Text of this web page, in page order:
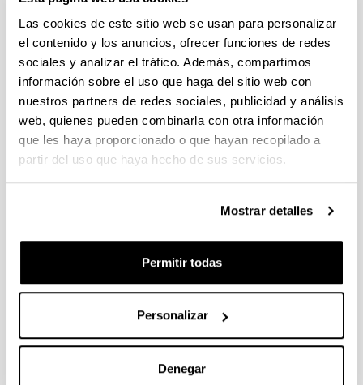
Las cookies de este sitio web se usan para personalizar
el contenido y los anuncios, ofrecer funciones de redes
sociales y analizar el tráfico. Además, compartimos
información sobre el uso que haga del sitio web con
nuestros partners de redes sociales, publicidad y análisis
web, quienes pueden combinarla con otra información
que les haya proporcionado o que hayan recopilado a
partir del uso que haya hecho de sus servicios.
Mostrar detalles
Permitir todas
Personalizar
Denegar
Se ha publicado la convocatoria
Convocatoria del Programa Posdoctoral de
Perfeccionamiento de Personal Investigador Doctor 2023-
2024
Sin trámite abierto (Plazo de presentación de solicitudes:
06/07/2023 - 24/07/2023 23:59)
Convocatoria de ayudas predoctorales: Programa FPU 2024
25/01/2024)
El plazo para la presentación de solicitudes finaliza el
25/01/2024 a las 14:00
Página
1 ...Páginas intermedias Use TAB para desplazarse.
Página
23 Página
24 Página
25 ...Páginas intermedias
Página
95